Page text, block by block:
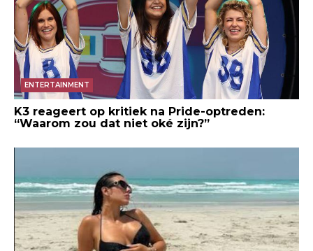
ENTERTAINMENT
K3 reageert op kritiek na Pride-optreden:
“Waarom zou dat niet oké zijn?”